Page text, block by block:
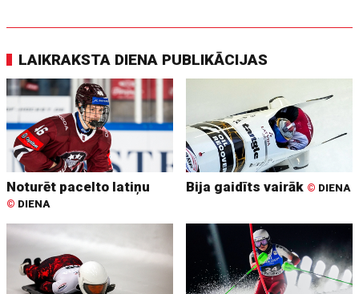
LAIKRAKSTA DIENA PUBLIKĀCIJAS
Noturēt pacelto latiņu
© DIENA
Bija gaidīts vairāk © DIENA